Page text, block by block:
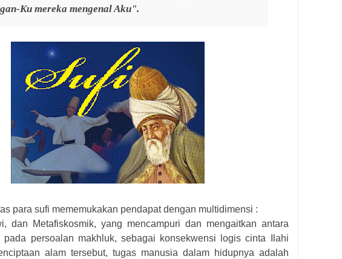
Ku mereka mengenal Aku".
para sufi mememukakan pendapat dengan multidimensi :
dan Metafiskosmik, yang mencampuri dan mengaitkan antara
pada persoalan makhluk, sebagai konsekwensi logis cinta Ilahi
alam tersebut, tugas manusia dalam hidupnya adalah